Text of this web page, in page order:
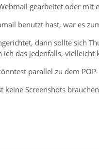
gearbeitet oder mit
benutzt hast, war es
dann sollte sich
das jedenfalls,
parallel zu dem
keine Screenshots